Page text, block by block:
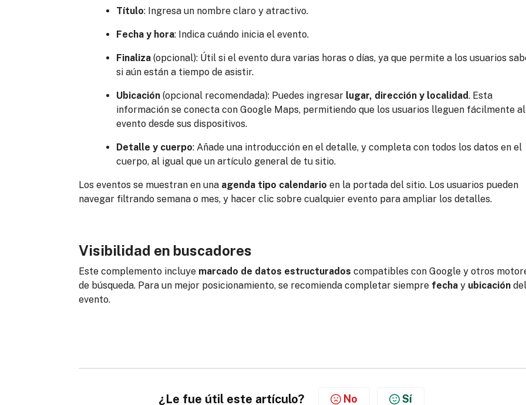
Título: Ingresa un nombre claro y atractivo.
Fecha y hora: Indica cuándo inicia el evento.
Finaliza (opcional): Útil si el evento dura varias horas o días, ya que permite a los usuarios
si aún están a tiempo de asistir.
Ubicación (opcional recomendada): Puedes ingresar lugar, dirección y localidad. Esta
información se conecta con Google Maps, permitiendo que los usuarios lleguen fácilmente al
evento desde sus dispositivos.
Detalle y cuerpo: Añade una introducción en el detalle, y completa con todos los datos en el
cuerpo, al igual que un artículo general de tu sitio.
Los eventos se muestran en una agenda tipo calendario en la portada del sitio. Los usuarios pueden
navegar filtrando semana o mes, y hacer clic sobre cualquier evento para ampliar los detalles.
Visibilidad en buscadores
Este complemento incluye marcado de datos estructurados compatibles con Google y otros
de búsqueda. Para un mejor posicionamiento, se recomienda completar siempre fecha y ubicación del
evento.
¿Le fue útil este artículo? No Sí